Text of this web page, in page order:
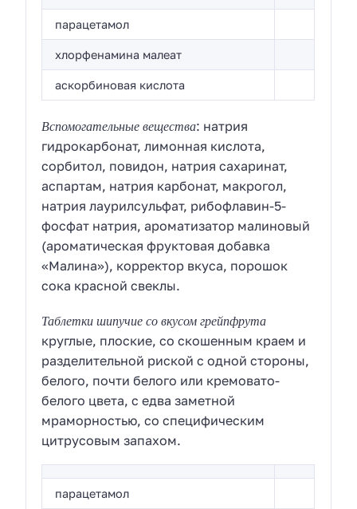
парацетамол
хлорфенамина малеат
аскорбиновая кислота
Вспомогательные вещества: натрия
гидрокарбонат, лимонная кислота,
сорбитол, повидон, натрия сахаринат,
аспартам, натрия карбонат, макрогол,
натрия лаурилсульфат, рибофлавин-5-
фосфат натрия, ароматизатор малиновый
(ароматическая фруктовая добавка
«Малина»), корректор вкуса, порошок
сока красной свеклы.
Таблетки шипучие со вкусом грейпфрута
круглые, плоские, со скошенным краем и
разделительной риской с одной стороны,
белого, почти белого или кремовато-
белого цвета, с едва заметной
мраморностью, со специфическим
цитрусовым запахом.
парацетамол